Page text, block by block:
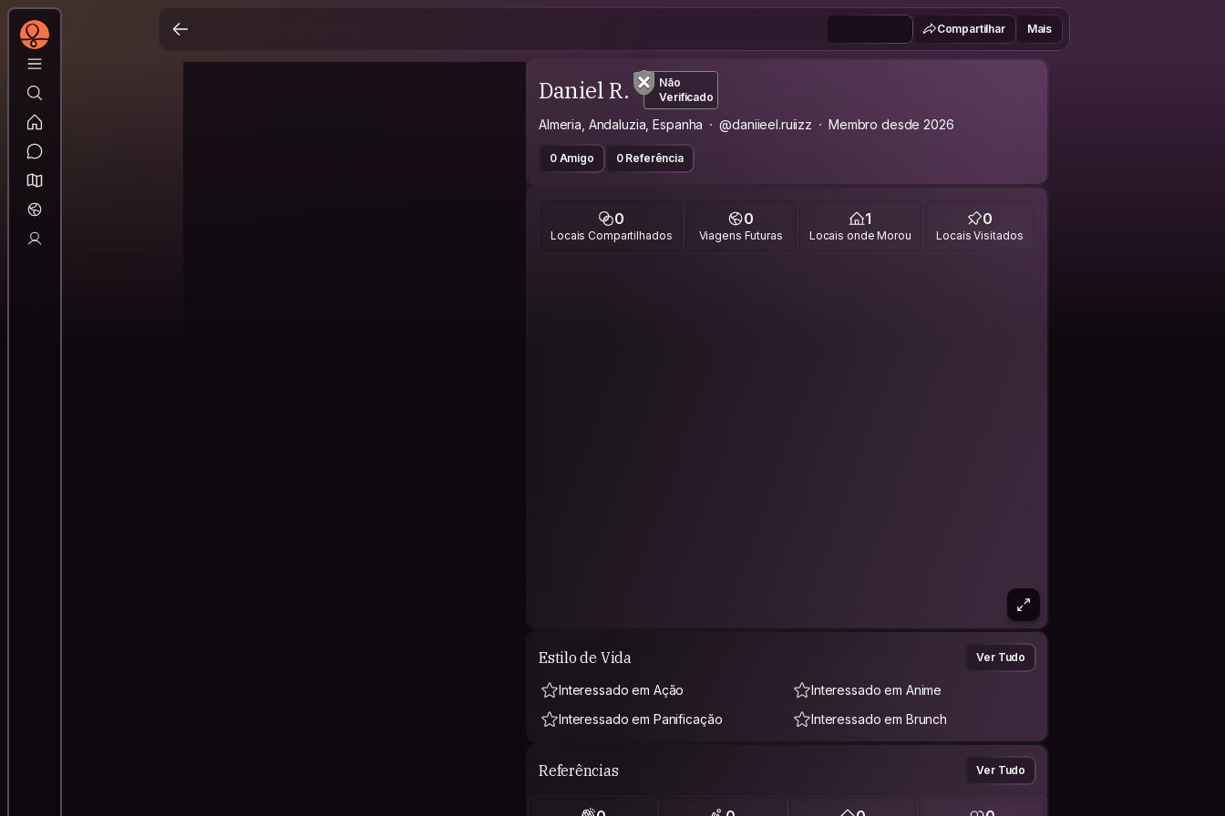
Compartilhar Mais
Daniel R.
Não
Verificado
Almeria, Andaluzia, Espanha @daniieel.ruiizz Membro desde 2026
0 Amigo 0 Referência
0
Locais Compartilhados
0
Viagens Futuras
1
Locais onde Morou
0
Locais Visitados
Estilo de Vida Ver Tudo
Interessado em Ação
Interessado em Anime
Interessado em Panificação
Interessado em Brunch
Referências Ver Tudo